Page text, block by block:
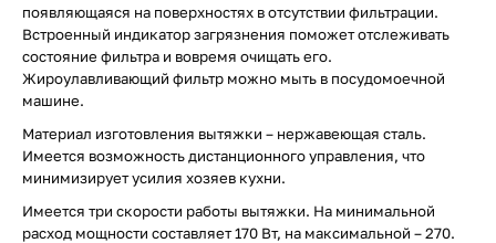
появляющаяся на поверхностях в отсутствии фильтрации.
Встроенный индикатор загрязнения поможет отслеживать
состояние фильтра и вовремя очищать его.
Жироулавливающий фильтр можно мыть в посудомоечной
машине.
Материал изготовления вытяжки – нержавеющая сталь.
Имеется возможность дистанционного управления, что
минимизирует усилия хозяев кухни.
Имеется три скорости работы вытяжки. На минимальной
расход мощности составляет 170 Вт, на максимальной – 270.